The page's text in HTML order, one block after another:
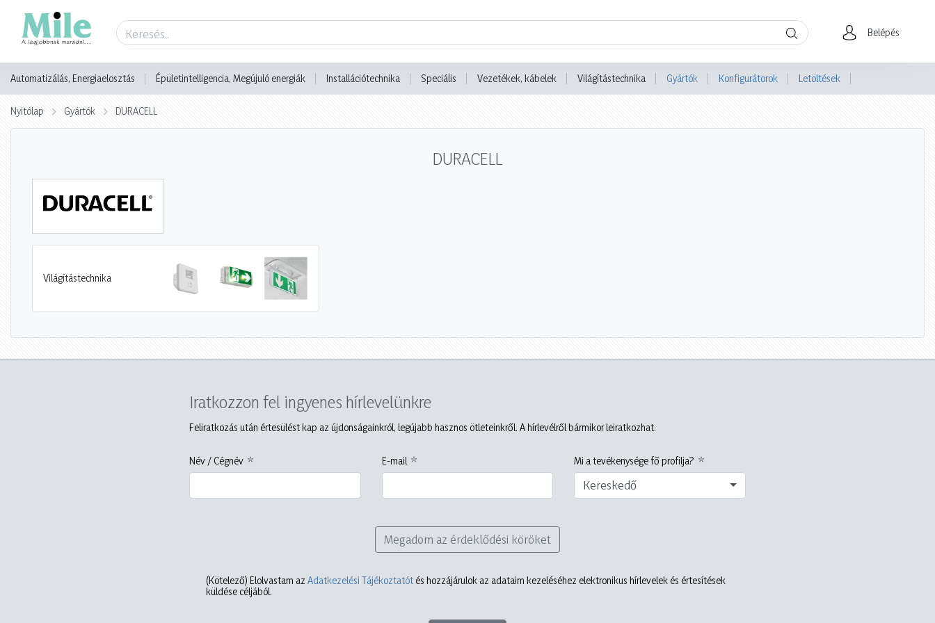
Belépés
Automatizálás, Energiaelosztás Épületintelligencia, Megújuló energiák Installációtechnika Speciális Vezetékek, kábelek Világítástechnika Gyártók Konfigurátorok Letöltések
Nyitólap Gyártók DURACELL
DURACELL
Világítástechnika
Iratkozzon fel ingyenes hírlevelünkre
Feliratkozás után értesülést kap az újdonságainkról, legújabb hasznos ötleteinkről. A hírlevélről bármikor leiratkozhat.
Név / Cégnév E-mail Mi a tevékenysége fő profilja?
Kereskedő
Megadom az érdeklődési köröket
(Kötelező) Elolvastam az Adatkezelési Tájékoztatót és hozzájárulok az adataim kezeléséhez elektronikus hírlevelek és értesítések
küldése céljából.